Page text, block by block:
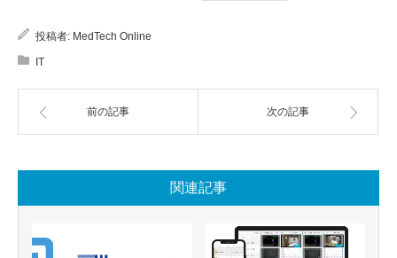
投稿者: MedTech Online
IT
前の記事 次の記事
関連記事